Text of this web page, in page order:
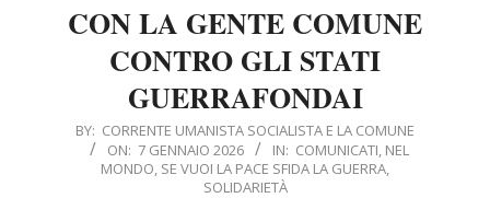
CON LA GENTE COMUNE
CONTRO GLI STATI
GUERRAFONDAI
2026-
01-
BY: CORRENTE UMANISTA SOCIALISTA E LA COMUNE
ON: 7 GENNAIO 2026 IN: COMUNICATI, NEL
MONDO, SE VUOI LA PACE SFIDA LA GUERRA,
SOLIDARIETÀ